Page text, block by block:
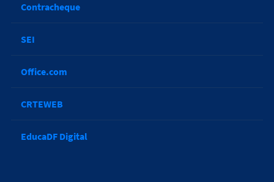
Contracheque
SEI
Office.com
CRTEWEB
EducaDF Digital